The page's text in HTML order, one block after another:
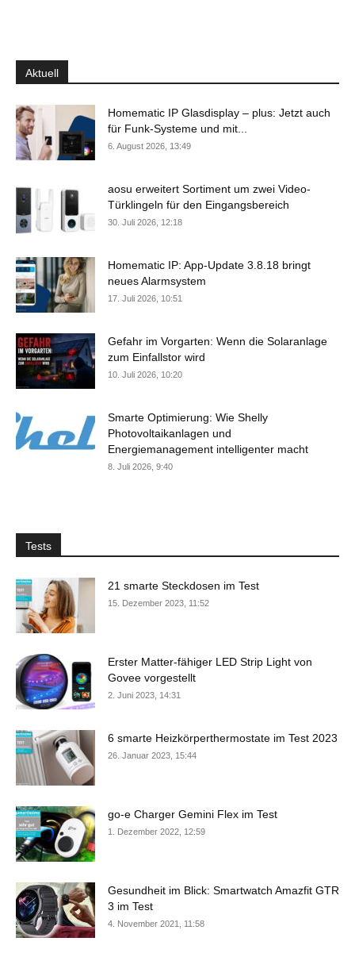
Aktuell
Homematic IP Glasdisplay – plus: Jetzt auch
für Funk-Systeme und mit...
6. August 2026, 13:49
aosu erweitert Sortiment um zwei Video-
Türklingeln für den Eingangsbereich
30. Juli 2026, 12:18
Homematic IP: App-Update 3.8.18 bringt
neues Alarmsystem
17. Juli 2026, 10:51
Gefahr im Vorgarten: Wenn die Solaranlage
zum Einfallstor wird
10. Juli 2026, 10:20
Smarte Optimierung: Wie Shelly
Photovoltaikanlagen und
Energiemanagement intelligenter macht
8. Juli 2026, 9:40
Tests
21 smarte Steckdosen im Test
15. Dezember 2023, 11:52
Erster Matter-fähiger LED Strip Light von
Govee vorgestellt
2. Juni 2023, 14:31
6 smarte Heizkörperthermostate im Test 2023
26. Januar 2023, 15:44
go-e Charger Gemini Flex im Test
1. Dezember 2022, 12:59
Gesundheit im Blick: Smartwatch Amazfit GTR
3 im Test
4. November 2021, 11:58